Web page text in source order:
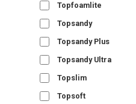
Topfoamlite
Topsandy
Topsandy Plus
Topsandy Ultra
Topslim
Topsoft